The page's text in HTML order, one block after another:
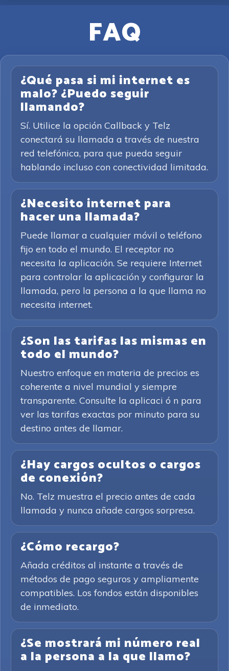
FAQ
¿Qué pasa si mi internet es
malo? ¿Puedo seguir
llamando?
Sí. Utilice la opción Callback y Telz
conectará su llamada a través de nuestra
red telefónica, para que pueda seguir
hablando incluso con conectividad limitada.
¿Necesito internet para
hacer una llamada?
Puede llamar a cualquier móvil o teléfono
fijo en todo el mundo. El receptor no
necesita la aplicación. Se requiere Internet
para controlar la aplicación y configurar la
llamada, pero la persona a la que llama no
necesita internet.
¿Son las tarifas las mismas en
todo el mundo?
Nuestro enfoque en materia de precios es
coherente a nivel mundial y siempre
transparente. Consulte la aplicaci ó n para
ver las tarifas exactas por minuto para su
destino antes de llamar.
¿Hay cargos ocultos o cargos
de conexión?
No. Telz muestra el precio antes de cada
llamada y nunca añade cargos sorpresa.
¿Cómo recargo?
Añada créditos al instante a través de
métodos de pago seguros y ampliamente
compatibles. Los fondos están disponibles
de inmediato.
¿Se mostrará mi número real
a la persona a la que llamo?